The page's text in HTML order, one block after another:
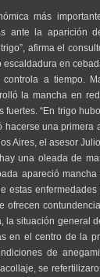
más
ante la aparición
afirma el
en
a tiempo.
la mancha en
fuertes. “En trigo
una primera
Aires, el asesor
una oleada de
apareció
estas
ofrecen
la situación general
en el centro de la
de
se